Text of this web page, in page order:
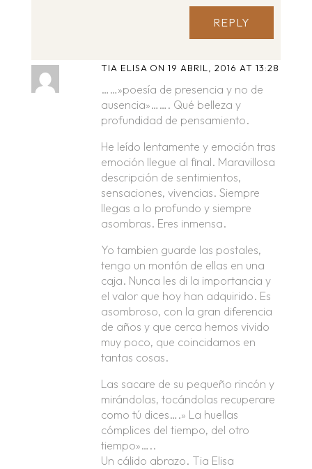
REPLY
TIA ELISA ON 19 ABRIL, 2016 AT 13:28
……»poesía de presencia y no de
ausencia»……. Qué belleza y
profundidad de pensamiento.
He leído lentamente y emoción tras
emoción llegue al final. Maravillosa
descripción de sentimientos,
sensaciones, vivencias. Siempre
llegas a lo profundo y siempre
asombras. Eres inmensa.
Yo tambien guarde las postales,
tengo un montón de ellas en una
caja. Nunca les di la importancia y
el valor que hoy han adquirido. Es
asombroso, con la gran diferencia
de años y que cerca hemos vivido
muy poco, que coincidamos en
tantas cosas.
Las sacare de su pequeño rincón y
mirándolas, tocándolas recuperare
como tú dices….» La huellas
cómplices del tiempo, del otro
tiempo»…..
Un cálido abrazo. Tia Elisa